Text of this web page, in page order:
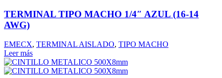
TERMINAL TIPO MACHO 1/4″ AZUL (16-14
AWG)
EMECX, TERMINAL AISLADO, TIPO MACHO
Leer más